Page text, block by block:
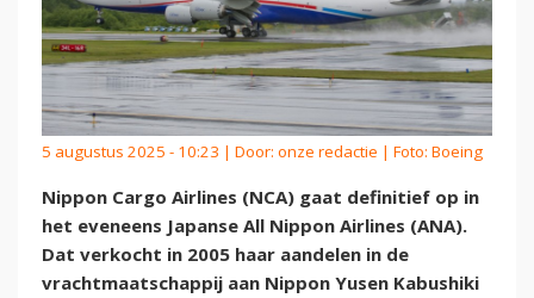
5 augustus 2025 - 10:23 | Door: onze redactie | Foto: Boeing
Nippon Cargo Airlines (NCA) gaat definitief op in
het eveneens Japanse All Nippon Airlines (ANA).
Dat verkocht in 2005 haar aandelen in de
vrachtmaatschappij aan Nippon Yusen Kabushiki